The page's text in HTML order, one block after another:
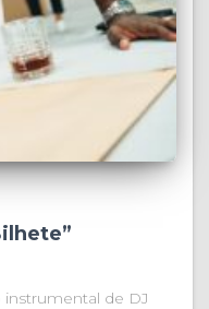
de DJ